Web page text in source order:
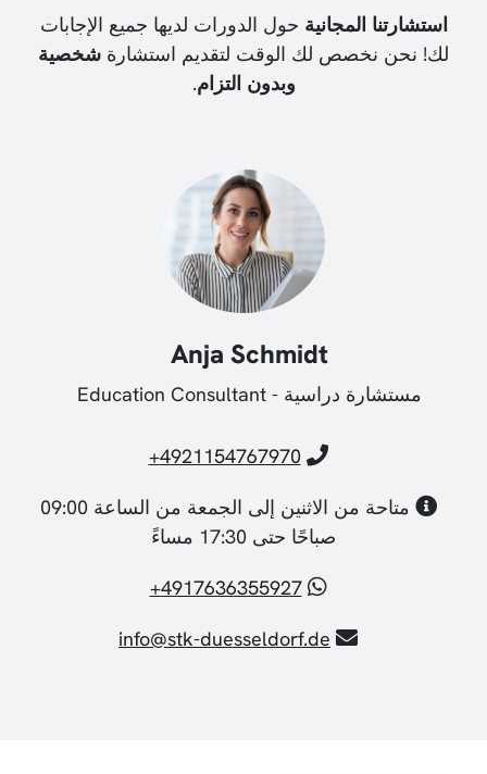
استشارتنا المجانية حول الدورات لديها جميع الإجابات
لك! نحن نخصص لك الوقت لتقديم استشارة شخصية
وبدون التزام.
Anja Schmidt
مستشارة دراسية - Education Consultant
4921154767970+
متاحة من الاثنين إلى الجمعة من الساعة 09:00
صباحًا حتى 17:30 مساءً
4917636355927+
info@stk-duesseldorf.de